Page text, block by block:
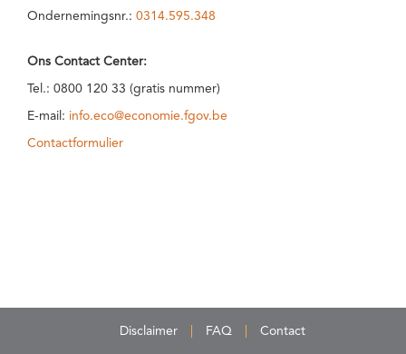
Ondernemingsnr.: 0314.595.348
Ons Contact Center:
Tel.: 0800 120 33 (gratis nummer)
E-mail: info.eco@economie.fgov.be
Contactformulier
Disclaimer FAQ Contact